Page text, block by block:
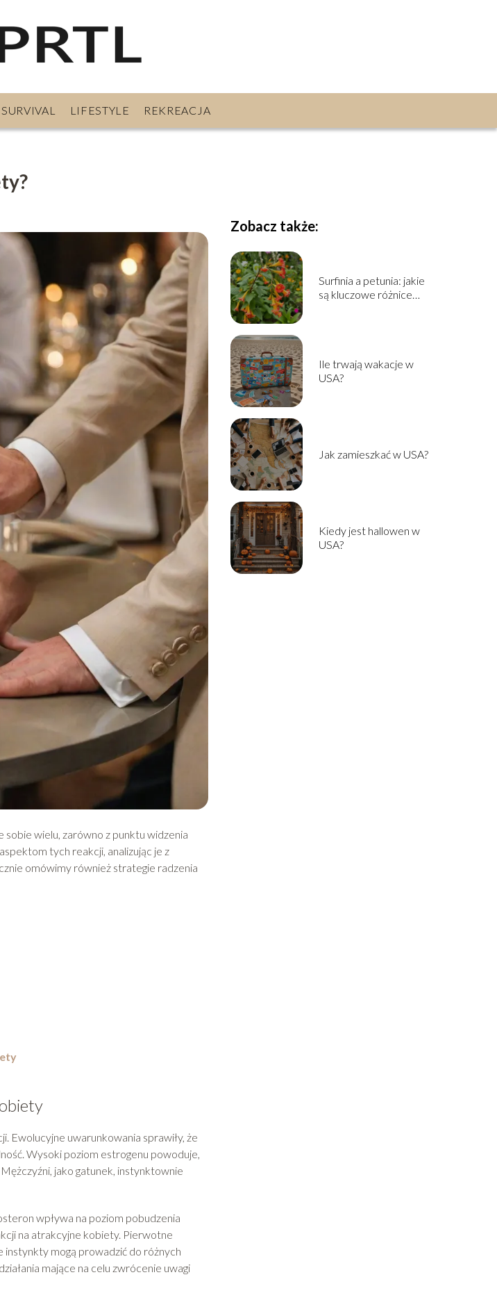
SURVIVAL LIFESTYLE REKREACJA
wielu, zarówno z punktu widzenia
tych reakcji, analizując je z
omówimy również strategie radzenia
Ewolucyjne uwarunkowania sprawiły, że
Wysoki poziom estrogenu powoduje,
jako gatunek, instynktownie
wpływa na poziom pobudzenia
na atrakcyjne kobiety. Pierwotne
instynkty mogą prowadzić do różnych
mające na celu zwrócenie uwagi
Zobacz także:
Surfinia a petunia: jakie
są kluczowe różnice
Ile trwają wakacje w
USA?
Jak zamieszkać w USA?
Kiedy jest hallowen w
USA?